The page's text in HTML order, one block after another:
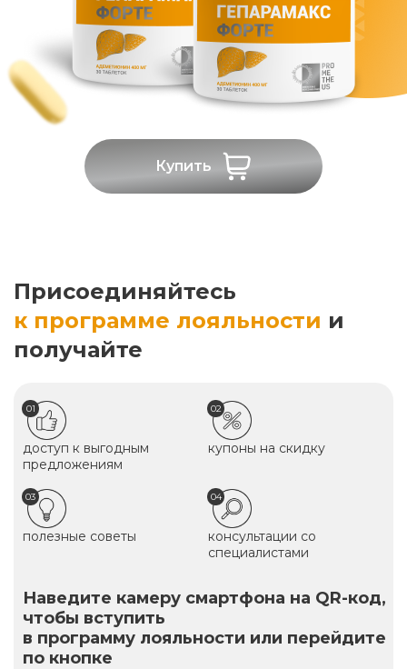
Купить
Присоединяйтесь
к программе лояльности и
получайте
01
доступ к выгодным
предложениям
02
купоны на скидку
03
полезные советы
04
консультации со
специалистами
Наведите камеру смартфона на QR-код,
чтобы вступить
в программу лояльности или перейдите
по кнопке